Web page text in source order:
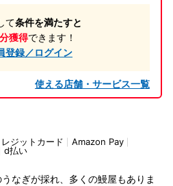
て条件を満たすと
獲得できます！
登録／ログイン
使える店舗・サービス一覧
レジットカード
Amazon Pay
d払い
なぎが採れ、多くの鰻屋もありま